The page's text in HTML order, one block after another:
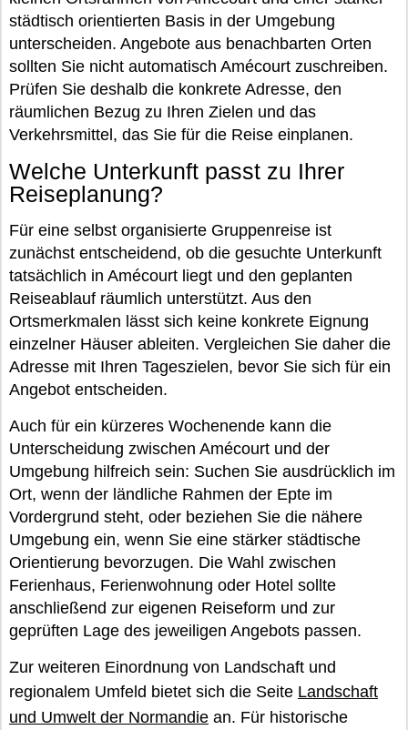
städtisch orientierten Basis in der Umgebung
unterscheiden. Angebote aus benachbarten Orten
sollten Sie nicht automatisch Amécourt zuschreiben.
Prüfen Sie deshalb die konkrete Adresse, den
räumlichen Bezug zu Ihren Zielen und das
Verkehrsmittel, das Sie für die Reise einplanen.
Welche Unterkunft passt zu Ihrer
Reiseplanung?
Für eine selbst organisierte Gruppenreise ist
zunächst entscheidend, ob die gesuchte Unterkunft
tatsächlich in Amécourt liegt und den geplanten
Reiseablauf räumlich unterstützt. Aus den
Ortsmerkmalen lässt sich keine konkrete Eignung
einzelner Häuser ableiten. Vergleichen Sie daher die
Adresse mit Ihren Tageszielen, bevor Sie sich für ein
Angebot entscheiden.
Auch für ein kürzeres Wochenende kann die
Unterscheidung zwischen Amécourt und der
Umgebung hilfreich sein: Suchen Sie ausdrücklich im
Ort, wenn der ländliche Rahmen der Epte im
Vordergrund steht, oder beziehen Sie die nähere
Umgebung ein, wenn Sie eine stärker städtische
Orientierung bevorzugen. Die Wahl zwischen
Ferienhaus, Ferienwohnung oder Hotel sollte
anschließend zur eigenen Reiseform und zur
geprüften Lage des jeweiligen Angebots passen.
Zur weiteren Einordnung von Landschaft und
regionalem Umfeld bietet sich die Seite Landschaft
und Umwelt der Normandie an. Für historische